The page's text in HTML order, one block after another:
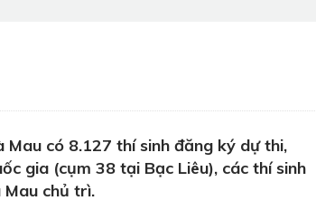
có 8.127 thí sinh đăng ký dự thi,
gia (cụm 38 tại Bạc Liêu), các thí sinh
chủ trì.